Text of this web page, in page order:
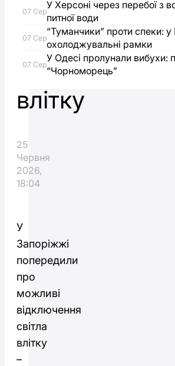
можливих
обмежень
влітку
25
Червня
2026,
18:04
У
Запоріжжі
попередили
про
можливі
відключення
світла
влітку
–
07 Сер
У Херсоні через перебої з
питної води
07 Сер
“Туманчики” проти спеки:
охолоджувальні рамки
07 Сер
У Одесі пролунали вибухи:
“Чорноморець”